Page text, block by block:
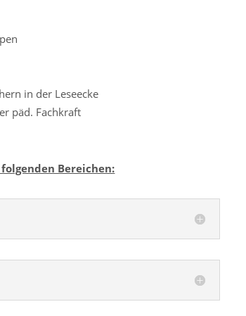
in der Leseecke
päd. Fachkraft
Bereichen: